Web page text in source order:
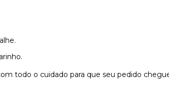
todo o cuidado para que seu pedido